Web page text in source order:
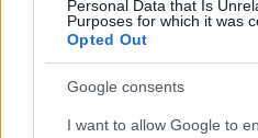
Personal Data that Is
Purposes for which it was
Opted Out
Google consents
I want to allow Google to
jubileumi Rockmaraton